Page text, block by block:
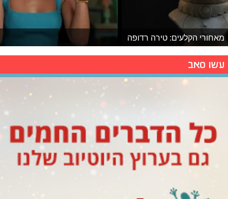
מאחורי הקלעים: טירה רדופה
עשו סאב